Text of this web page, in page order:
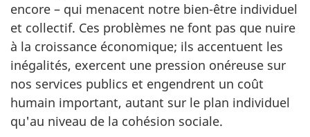
encore – qui menacent notre bien-être individuel
et collectif. Ces problèmes ne font pas que nuire
à la croissance économique; ils accentuent les
inégalités, exercent une pression onéreuse sur
nos services publics et engendrent un coût
humain important, autant sur le plan individuel
qu'au niveau de la cohésion sociale.